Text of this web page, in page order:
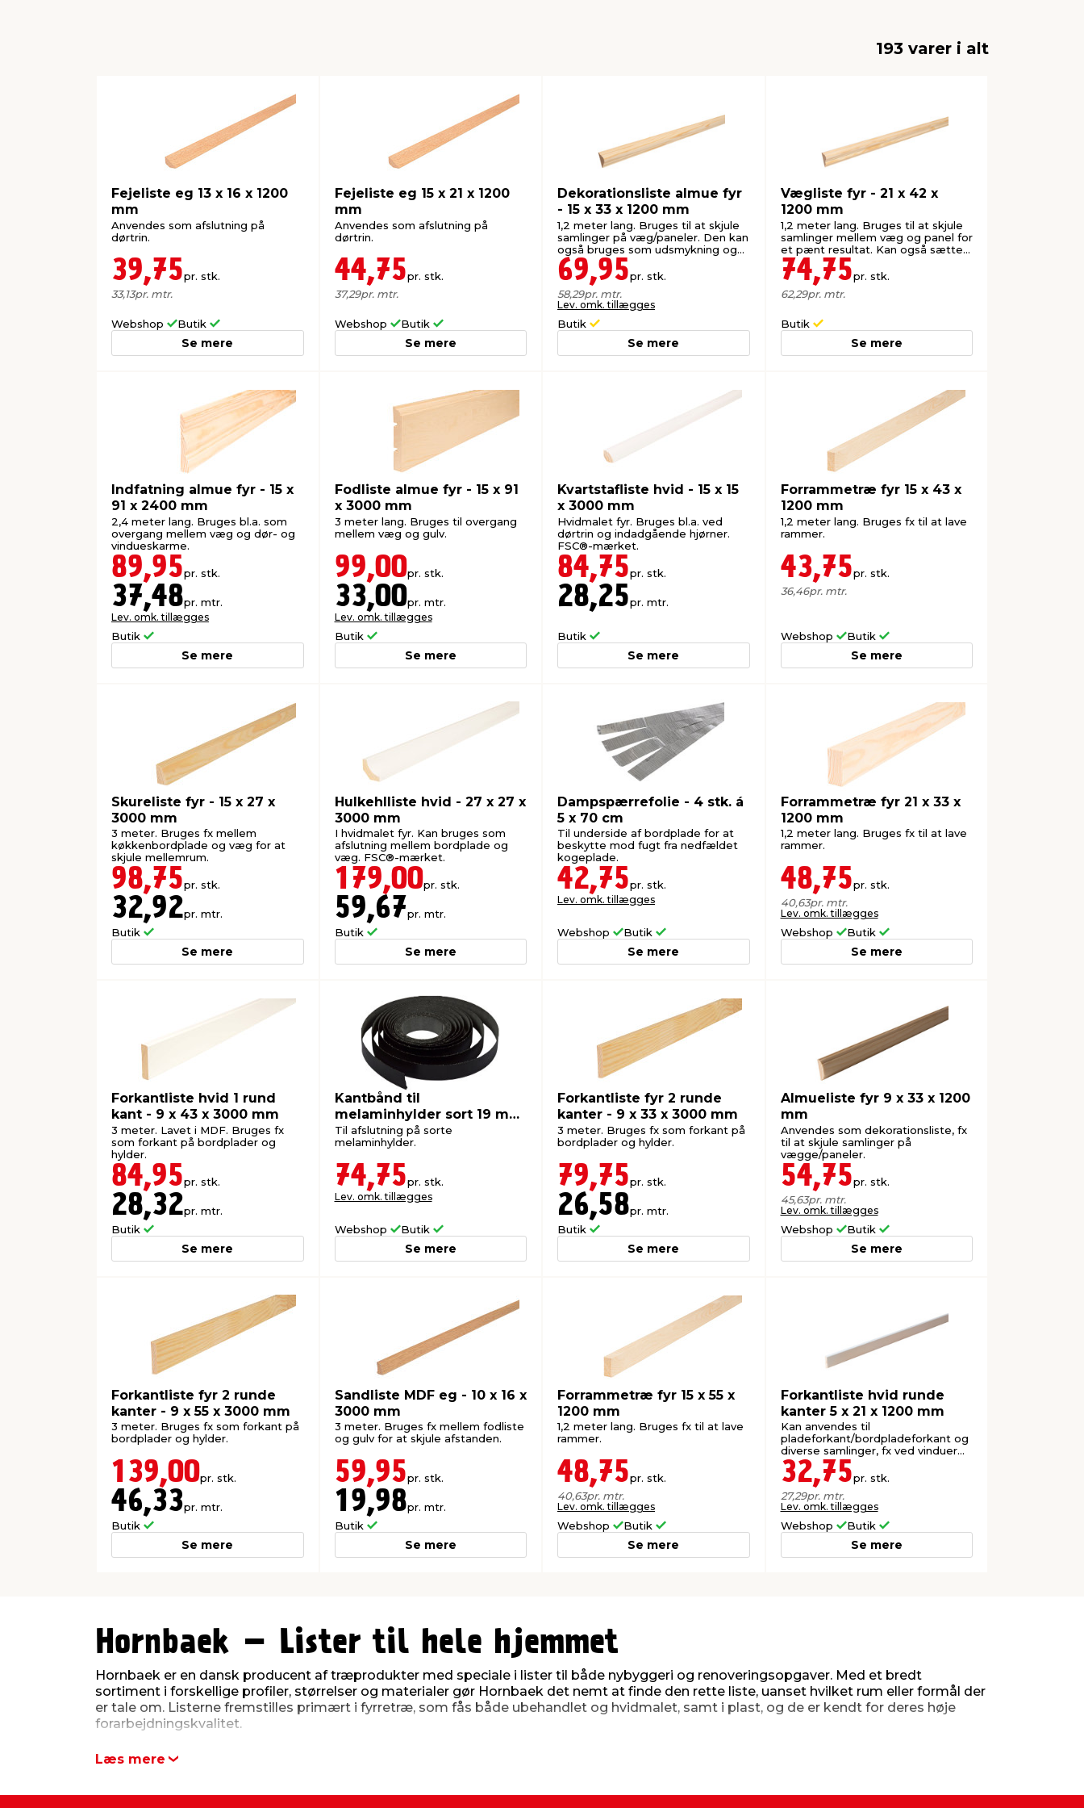
193 varer i alt
Fejeliste eg 13 x 16 x 1200
mm
Anvendes som afslutning på
dørtrin.
39,75pr. stk.
33,13pr. mtr.
Webshop Butik
Se mere
Fejeliste eg 15 x 21 x 1200
mm
Anvendes som afslutning på
dørtrin.
44,75pr. stk.
37,29pr. mtr.
Webshop Butik
Se mere
Dekorationsliste almue fyr
- 15 x 33 x 1200 mm
1,2 meter lang. Bruges til at skjule
samlinger på væg/paneler. Den kan
også bruges som udsmykning og
som en dekorativ liste.
69,95pr. stk.
58,29pr. mtr.
Lev. omk. tillægges
Butik
Se mere
Vægliste fyr - 21 x 42 x
1200 mm
1,2 meter lang. Bruges til at skjule
samlinger mellem væg og panel for
et pænt resultat. Kan også sættes
op som en flot, dekorativ liste.
74,75pr. stk.
62,29pr. mtr.
Butik
Se mere
Indfatning almue fyr - 15 x
91 x 2400 mm
2,4 meter lang. Bruges bl.a. som
overgang mellem væg og dør- og
vindueskarme.
89,95pr. stk.
37,48pr. mtr.
Lev. omk. tillægges
Butik
Se mere
Fodliste almue fyr - 15 x 91
x 3000 mm
3 meter lang. Bruges til overgang
mellem væg og gulv.
99,00pr. stk.
33,00pr. mtr.
Lev. omk. tillægges
Butik
Se mere
Kvartstafliste hvid - 15 x 15
x 3000 mm
Hvidmalet fyr. Bruges bl.a. ved
dørtrin og indadgående hjørner.
FSC®-mærket.
84,75pr. stk.
28,25pr. mtr.
Butik
Se mere
Forrammetræ fyr 15 x 43 x
1200 mm
1,2 meter lang. Bruges fx til at lave
rammer.
43,75pr. stk.
36,46pr. mtr.
Webshop Butik
Se mere
Skureliste fyr - 15 x 27 x
3000 mm
3 meter. Bruges fx mellem
køkkenbordplade og væg for at
skjule mellemrum.
98,75pr. stk.
32,92pr. mtr.
Butik
Se mere
Hulkehlliste hvid - 27 x 27 x
3000 mm
I hvidmalet fyr. Kan bruges som
afslutning mellem bordplade og
væg. FSC®-mærket.
179,00pr. stk.
59,67pr. mtr.
Butik
Se mere
Dampspærrefolie - 4 stk. á
5 x 70 cm
Til underside af bordplade for at
beskytte mod fugt fra nedfældet
kogeplade.
42,75pr. stk.
Lev. omk. tillægges
Webshop Butik
Se mere
Forrammetræ fyr 21 x 33 x
1200 mm
1,2 meter lang. Bruges fx til at lave
rammer.
48,75pr. stk.
40,63pr. mtr.
Lev. omk. tillægges
Webshop Butik
Se mere
Forkantliste hvid 1 rund
kant - 9 x 43 x 3000 mm
3 meter. Lavet i MDF. Bruges fx
som forkant på bordplader og
hylder.
84,95pr. stk.
28,32pr. mtr.
Butik
Se mere
Kantbånd til
melaminhylder sort 19 mm
x 5 meter
Til afslutning på sorte
melaminhylder.
74,75pr. stk.
Lev. omk. tillægges
Webshop Butik
Se mere
Forkantliste fyr 2 runde
kanter - 9 x 33 x 3000 mm
3 meter. Bruges fx som forkant på
bordplader og hylder.
79,75pr. stk.
26,58pr. mtr.
Butik
Se mere
Almueliste fyr 9 x 33 x 1200
mm
Anvendes som dekorationsliste, fx
til at skjule samlinger på
vægge/paneler.
54,75pr. stk.
45,63pr. mtr.
Lev. omk. tillægges
Webshop Butik
Se mere
Forkantliste fyr 2 runde
kanter - 9 x 55 x 3000 mm
3 meter. Bruges fx som forkant på
bordplader og hylder.
139,00pr. stk.
46,33pr. mtr.
Butik
Se mere
Sandliste MDF eg - 10 x 16 x
3000 mm
3 meter. Bruges fx mellem fodliste
og gulv for at skjule afstanden.
59,95pr. stk.
19,98pr. mtr.
Butik
Se mere
Forrammetræ fyr 15 x 55 x
1200 mm
1,2 meter lang. Bruges fx til at lave
rammer.
48,75pr. stk.
40,63pr. mtr.
Lev. omk. tillægges
Webshop Butik
Se mere
Forkantliste hvid runde
kanter 5 x 21 x 1200 mm
Kan anvendes til
pladeforkant/bordpladeforkant og
diverse samlinger, fx ved vinduer
og døre. FSC®-mærket.
32,75pr. stk.
27,29pr. mtr.
Lev. omk. tillægges
Webshop Butik
Se mere
4
6
7
8
9
4
6
7
8
9
Hornbaek – Lister til hele hjemmet
Hornbaek er en dansk producent af træprodukter med speciale i lister til både nybyggeri og renoveringsopgaver. Med et bredt
sortiment i forskellige profiler, størrelser og materialer gør Hornbaek det nemt at finde den rette liste, uanset hvilket rum eller formål der
er tale om. Listerne fremstilles primært i fyrretræ, som fås både ubehandlet og hvidmalet, samt i plast, og de er kendt for deres høje
forarbejdningskvalitet.
Lister til mange formål
Hornbaeks lister anvendes både til praktiske formål og som en del af indretningen, hvor de bidrager til et fuldendt udtryk. De kan bruges
Læs mere